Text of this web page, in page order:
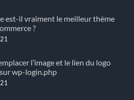
est-il vraiment le meilleur thème
?
l’image et le lien du logo
wp-login.php